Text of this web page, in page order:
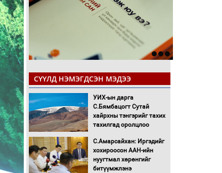
СҮҮЛД НЭМЭГДСЭН МЭДЭЭ
УИХ-ын дарга
С.Бямбацогт Сутай
хайрхны тэнгэрийг тахих
тахилгад оролцлоо
С.Амарсайхан: Иргэдийг
хохироосон ААН-ийн
нуугтмал хөрөнгийг
битүүмжлэнэ